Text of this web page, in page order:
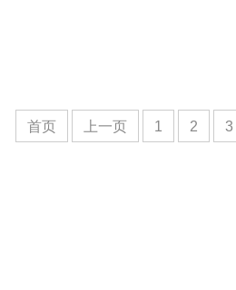
首页 上一页 1 2 3